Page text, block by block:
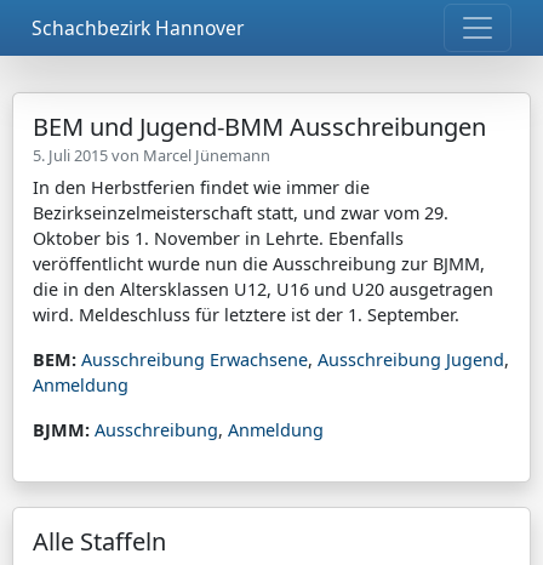
Schachbezirk Hannover
BEM und Jugend-BMM Ausschreibungen
5. Juli 2015 von Marcel Jünemann
In den Herbstferien findet wie immer die
Bezirkseinzelmeisterschaft statt, und zwar vom 29.
Oktober bis 1. November in Lehrte. Ebenfalls
veröffentlicht wurde nun die Ausschreibung zur BJMM,
die in den Altersklassen U12, U16 und U20 ausgetragen
wird. Meldeschluss für letztere ist der 1. September.
BEM: Ausschreibung Erwachsene, Ausschreibung Jugend,
Anmeldung
BJMM: Ausschreibung, Anmeldung
Alle Staffeln